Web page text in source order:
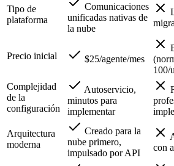
Tipo de
plataforma
Comunicaciones
unificadas nativas de
la nube
Precio inicial $25/agente/mes
100/
Complejidad
de la
configuración
Autoservicio,
minutos para
implementar
Arquitectura
moderna
Creado para la
nube primero,
impulsado por API
con